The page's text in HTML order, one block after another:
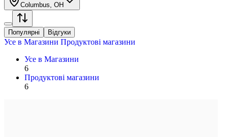
Columbus, OH
Популярні Відгуки
Усе в Магазини Продуктові магазини
Усе в Магазини
6
Продуктові магазини
6